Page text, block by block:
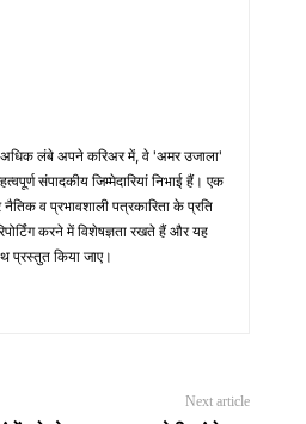
लंबे अपने करिअर में, वे 'अमर उजाला'
संपादकीय जिम्मेदारियां निभाई हैं। एक
व प्रभावशाली पत्रकारिता के प्रति
करने में विशेषज्ञता रखते हैं और यह
प्रस्तुत किया जाए।
Next article